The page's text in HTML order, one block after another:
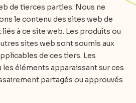
de tierces parties. Nous ne
le contenu des sites web de
à ce site web. Les produits ou
sites web sont soumis aux
de ces tiers. Les
éléments apparaissant sur ces
partagés ou approuvés